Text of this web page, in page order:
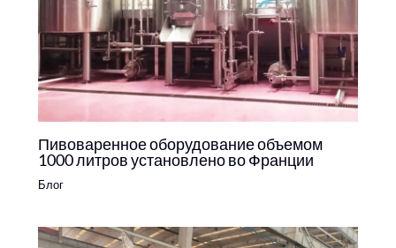
Пивоваренное оборудование объемом
1000 литров установлено во Франции
Блог